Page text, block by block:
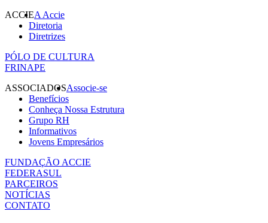
ACCIEA Accie
Diretoria
Diretrizes
PÓLO DE CULTURA
FRINAPE
ASSOCIADOSAssocie-se
Benefícios
Conheça Nossa Estrutura
Grupo RH
Informativos
Jovens Empresários
FUNDAÇÃO ACCIE
FEDERASUL
PARCEIROS
NOTÍCIAS
CONTATO